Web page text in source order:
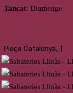
Tancat: Diumenge
Plaça Catalunya, 1